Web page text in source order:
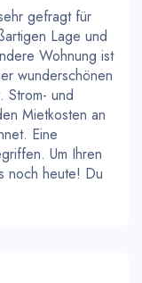
gefragt für
Lage und
Wohnung ist
wunderschönen
Strom- und
Mietkosten an
Eine
Um Ihren
noch heute! Du